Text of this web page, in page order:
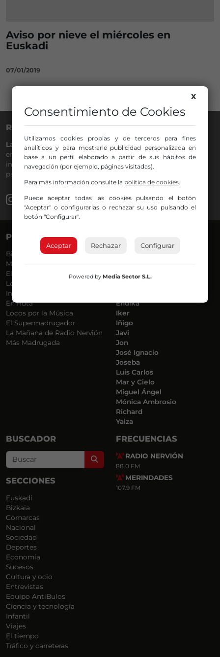
Aviso por nieve el miércoles en
Euskadi
07/01/2019
RADIO NERVIÓN
La Gran Familia desde hace 40 años en la
de tu dial. La
emisora de Bilbao para todos los públicos, con Más Música,
información a menos cinco, deportes, tráfico y la
participación de los oyentes.
PROGRAMAS
Bilbosport
Más Música
El Madrugador
Lo Más Nuevo
Informativos
En Ruta
Locos por la Música
El Supermadrugador
La Mañana de Radio Nervión
Más Madrugada
Belén Ollero
Dani
Endika
Iker
Iñigo
Javi
Jon
José Ignacio
Joseba
Luis Carlos
Mar y Cielo
Miguel Ángel
Mónica Ambrosio
Richard
Yaiza
BUSCADOR
Search
SECCIONES
Euskadi
Bizkaia
Comarcas
Nacional
Sociedad
Deportes
Economía
Sucesos
Cultura y ocio
Entrevistas
Equipo AntiBulos
Ciencia y tecnología
Infantil
Viajes
El tiempo
Tráfico y carreteras
FRECUENCIAS
RADIO NERVIÓN
88.0 FM
MERINDADES
107.9 FM
X
Consentimiento de Cookies
Utilizamos cookies propias y de terceros para fines
analíticos y para mostrarle publicidad personalizada en
base a un perfil elaborado a partir de sus hábitos de
navegación (por ejemplo, páginas visitadas).
Para más información consulte la política de cookies.
Puede aceptar todas las cookies pulsando el botón
"Aceptar" o configurarlas o rechazar su uso pulsando el
botón "Configurar".
Aceptar Rechazar Configurar
Powered by Media Sector S.L.